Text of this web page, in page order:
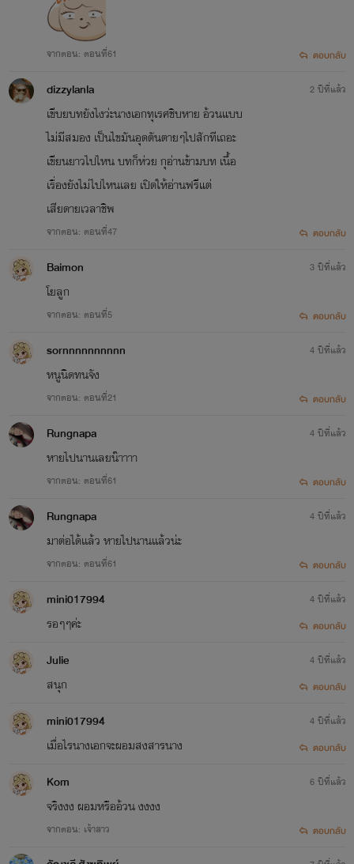
จากตอน: ตอนที่61 ตอบกลับ
dizzylanla
เขีบยบทยังไงว่ะนางเอกทุเรศชิบหาย อ้วนแบบ
ไม่มีสมอง เป็นไขมันอุดตันตายๆไปสักทีเถอะ
เขียนยาวไปไหน บทก็ห่วย กุอ่านข้ามบท เนื้อ
เรื่องยังไม่ไปไหนเลย เปิดให้อ่านฟรีแต่
เสียดายเวลาชิพ
จากตอน: ตอนที่47
2 ปีที่แล้ว
ตอบกลับ
Baimon
โยลูก
จากตอน: ตอนที่5
3 ปีที่แล้ว
ตอบกลับ
sornnnnnnnnnn
หนูนิดทนจัง
จากตอน: ตอนที่21
4 ปีที่แล้ว
ตอบกลับ
Rungnapa
หายไปนานเลยน๊าาาา
จากตอน: ตอนที่61
4 ปีที่แล้ว
ตอบกลับ
Rungnapa
มาต่อได้เเล้ว หายไปนานเเล้วน่ะ
จากตอน: ตอนที่61
4 ปีที่แล้ว
ตอบกลับ
mini017994
รอๆๆค่ะ
4 ปีที่แล้ว
ตอบกลับ
Julie
สนุก
4 ปีที่แล้ว
ตอบกลับ
mini017994
เมื่อไรนางเอกจะผอมสงสารนาง
4 ปีที่แล้ว
ตอบกลับ
Kom
จริงงง ผอมหรืออ้วน งงงง
จากตอน: เจ้าสาว
6 ปีที่แล้ว
ตอบกลับ